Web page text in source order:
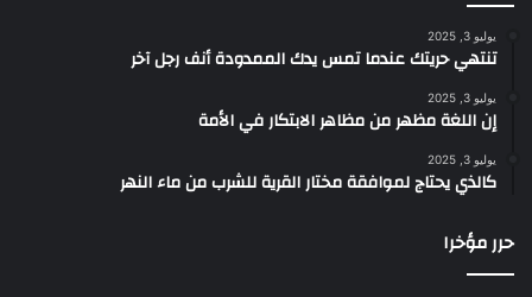
يوليو 3, 2025
تنتهي حريتك عندما تمس يدك الممدودة أنف رجل آخر
يوليو 3, 2025
إن اللغة مظهر من مظاهر الابتكار في الأمة
يوليو 3, 2025
كالذي يحتاج لموافقة مختار القرية للشرب من ماء النهر
حرر مؤخرا